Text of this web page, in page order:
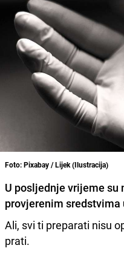
Foto: Pixabay / Lijek (Ilustracija)
U posljednje vrijeme
provjerenim sredstvima
Ali, svi ti preparati nisu
prati.